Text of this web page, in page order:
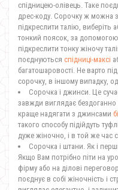
спідницею-олівець. Таке
дрес-коду. Сорочку ж можна
підкреслити талію,
тонкий поясок, за
підкреслити тонку жіночу
поєднуються спідниці-максі
багатошаровості. Не варто
сорочку, в іншому випадку,
Сорочка і джинси. Це
завжди виглядає бездоганно
краще надягати з джинсами
такого способу підійдуть
дуже жіночно, і в той же час
Сорочка і штани. Як і
Якщо Вам потрібно піти на
фірму або на ділові
поєднує в собі жіночність і